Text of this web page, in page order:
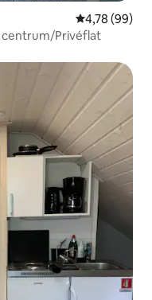
Gemiddelde
4,78 (99)
centrum/Privéflat